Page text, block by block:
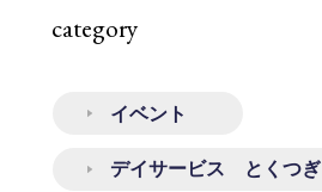
category
イベント
デイサービス とくつぎ